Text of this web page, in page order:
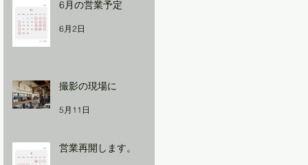
6月の営業予定
6月2日
撮影の現場に
5月11日
営業再開します。